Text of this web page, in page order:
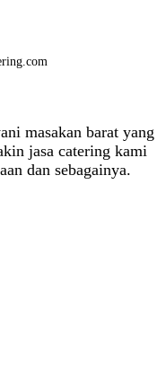
masakan barat yang
jasa catering kami
dan sebagainya.